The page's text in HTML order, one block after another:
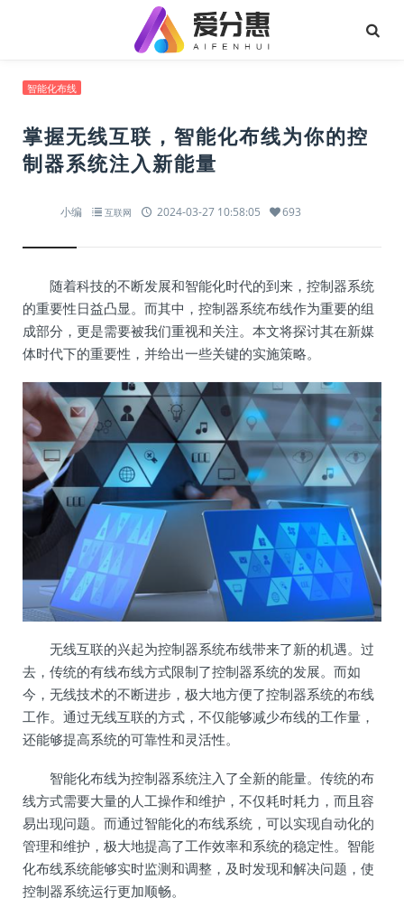
智能化布线
掌握无线互联，智能化布线为你的控
制器系统注入新能量
小编 互联网 2024-03-27 10:58:05 693
随着科技的不断发展和智能化时代的到来，控制器系统
的重要性日益凸显。而其中，控制器系统布线作为重要的组
成部分，更是需要被我们重视和关注。本文将探讨其在新媒
体时代下的重要性，并给出一些关键的实施策略。
无线互联的兴起为控制器系统布线带来了新的机遇。过
去，传统的有线布线方式限制了控制器系统的发展。而如
今，无线技术的不断进步，极大地方便了控制器系统的布线
工作。通过无线互联的方式，不仅能够减少布线的工作量，
还能够提高系统的可靠性和灵活性。
智能化布线为控制器系统注入了全新的能量。传统的布
线方式需要大量的人工操作和维护，不仅耗时耗力，而且容
易出现问题。而通过智能化的布线系统，可以实现自动化的
管理和维护，极大地提高了工作效率和系统的稳定性。智能
化布线系统能够实时监测和调整，及时发现和解决问题，使
控制器系统运行更加顺畅。